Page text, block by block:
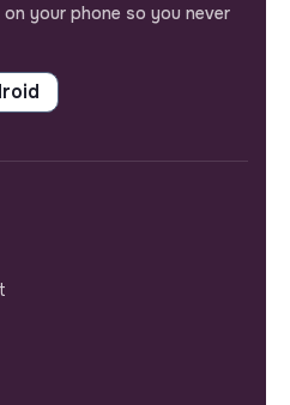
your phone so you never